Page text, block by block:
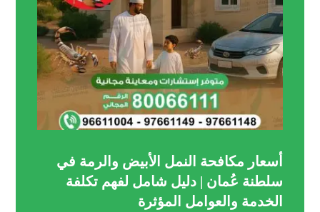
أسعار مكافحة النمل الأبيض والرمة في
سلطنة عُمان | دليل شامل لفهم تكلفة
الخدمة والعوامل المؤثرة